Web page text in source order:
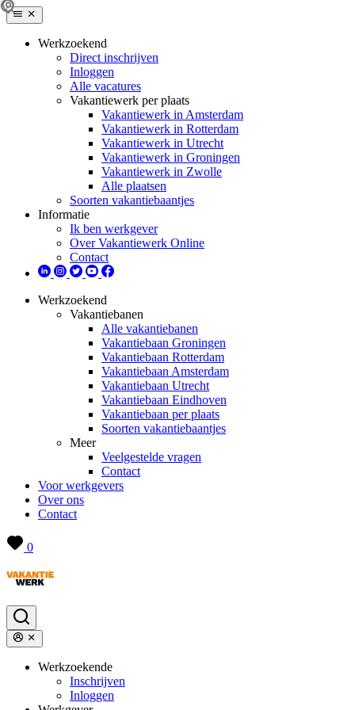
Werkzoekend
Direct inschrijven
Inloggen
Alle vacatures
Vakantiewerk per plaats
Vakantiewerk in Amsterdam
Vakantiewerk in Rotterdam
Vakantiewerk in Utrecht
Vakantiewerk in Groningen
Vakantiewerk in Zwolle
Alle plaatsen
Soorten vakantiebaantjes
Informatie
Ik ben werkgever
Over Vakantiewerk Online
Contact
Werkzoekend
Vakantiebanen
Alle vakantiebanen
Vakantiebaan Groningen
Vakantiebaan Rotterdam
Vakantiebaan Amsterdam
Vakantiebaan Utrecht
Vakantiebaan Eindhoven
Vakantiebaan per plaats
Soorten vakantiebaantjes
Meer
Veelgestelde vragen
Contact
Voor werkgevers
Over ons
Contact
0
Werkzoekende
Inschrijven
Inloggen